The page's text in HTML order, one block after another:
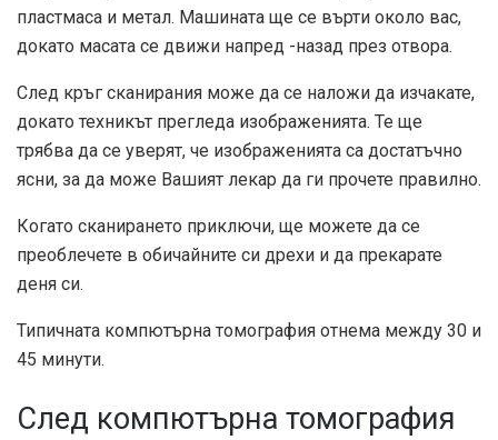
пластмаса и метал. Машината ще се върти около вас,
докато масата се движи напред -назад през отвора.
След кръг сканирания може да се наложи да изчакате,
докато техникът прегледа изображенията. Те ще
трябва да се уверят, че изображенията са достатъчно
ясни, за да може Вашият лекар да ги прочете правилно.
Когато сканирането приключи, ще можете да се
преоблечете в обичайните си дрехи и да прекарате
деня си.
Типичната компютърна томография отнема между 30 и
45 минути.
След компютърна томография